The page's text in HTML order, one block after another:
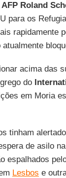
AFP Roland
para os
rapidamente
acima das
do
em Moria
tinham
de asilo
espalhados
Lesbos e